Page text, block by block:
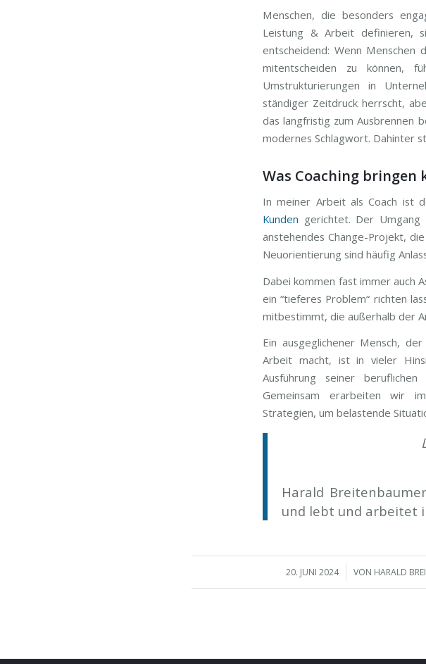
Menschen, die besonders
Leistung & Arbeit definieren,
entscheidend: Wenn Menschen
mitentscheiden zu können,
Umstrukturierungen in
ständiger Zeitdruck herrscht,
das langfristig zum Ausbrennen
modernes Schlagwort. Dahinter
Was Coaching bringen
In meiner Arbeit als Coach ist
Kunden gerichtet. Der
anstehendes Change-Projekt,
Neuorientierung sind häufig
Dabei kommen fast immer auch
ein “tieferes Problem“ richten
mitbestimmt, die außerhalb der
Ein ausgeglichener Mensch,
Arbeit macht, ist in vieler
Ausführung seiner
Gemeinsam erarbeiten wir
Strategien, um belastende
Harald
und lebt und arbeitet
20. JUNI 2024
/ VON HARALD